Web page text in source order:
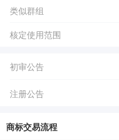
类似群组
核定使用范围
初审公告
注册公告
商标交易流程